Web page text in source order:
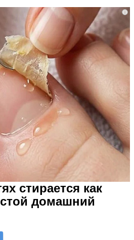
i
стирается как
домашний